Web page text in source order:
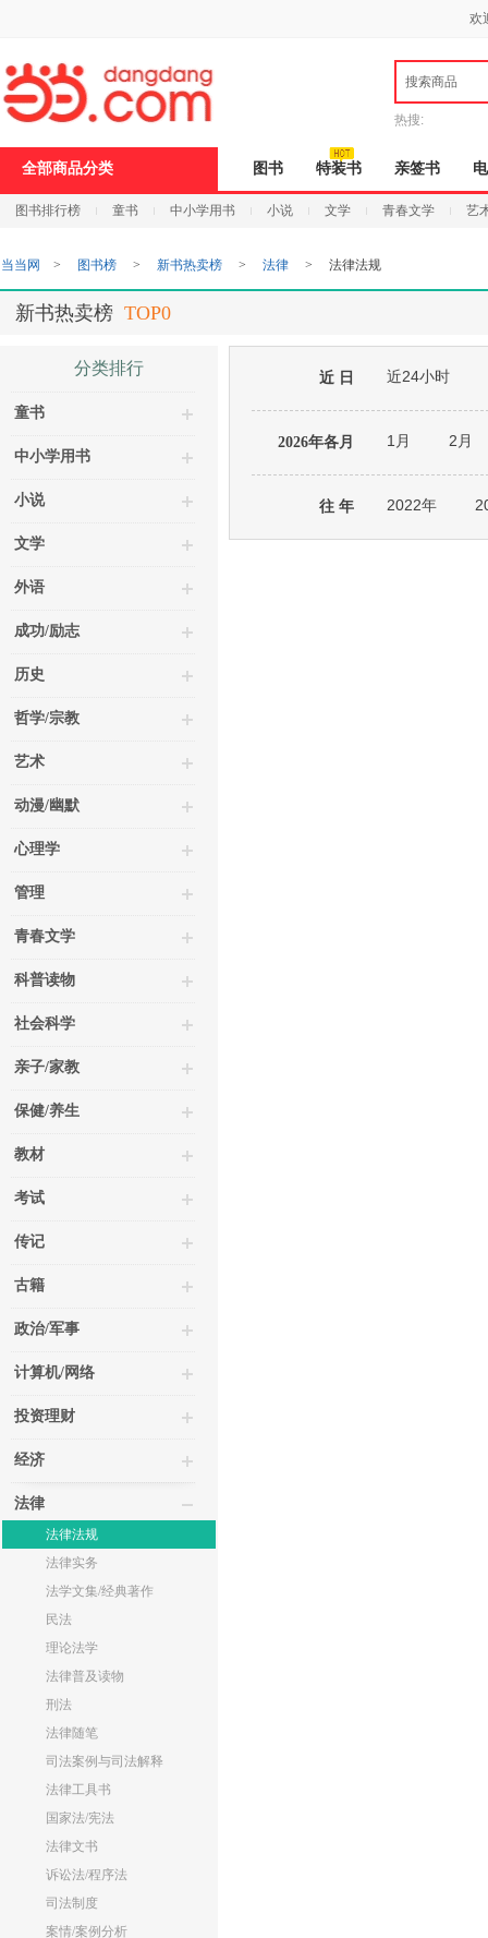
打
开
无
障
页
加
欢
搜索商品
热搜:
全部商品分类 图书 特装书 亲签书
图书排行榜 童书 中小学用书 小说 文学 青春文学 艺
当当网 > 图书榜 > 新书热卖榜 > 法律 > 法律法规
新书热卖榜 TOP0
分类排行
童书
中小学用书
小说
文学
外语
成功/励志
历史
哲学/宗教
艺术
动漫/幽默
心理学
管理
青春文学
科普读物
社会科学
亲子/家教
保健/养生
教材
考试
传记
古籍
政治/军事
计算机/网络
投资理财
经济
法律
法律法规
法律实务
法学文集/经典著作
民法
理论法学
法律普及读物
刑法
法律随笔
司法案例与司法解释
法律工具书
国家法/宪法
法律文书
诉讼法/程序法
司法制度
案情/案例分析
近 日 近24小时
2026年各月 1月 2月
往 年 2022年